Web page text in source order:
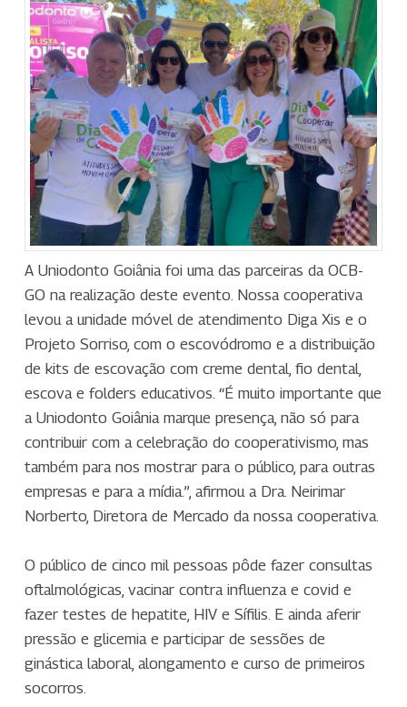
A Uniodonto Goiânia foi uma das parceiras da OCB-
GO na realização deste evento. Nossa cooperativa
levou a unidade móvel de atendimento Diga Xis e o
Projeto Sorriso, com o escovódromo e a distribuição
de kits de escovação com creme dental, fio dental,
escova e folders educativos. “É muito importante que
a Uniodonto Goiânia marque presença, não só para
contribuir com a celebração do cooperativismo, mas
também para nos mostrar para o público, para outras
empresas e para a mídia.”, afirmou a Dra. Neirimar
Norberto, Diretora de Mercado da nossa cooperativa.
O público de cinco mil pessoas pôde fazer consultas
oftalmológicas, vacinar contra influenza e covid e
fazer testes de hepatite, HIV e Sífilis. E ainda aferir
pressão e glicemia e participar de sessões de
ginástica laboral, alongamento e curso de primeiros
socorros.